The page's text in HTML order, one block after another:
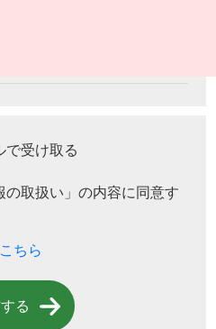
で受け取る
の取扱い」の内容に同意す
ちら